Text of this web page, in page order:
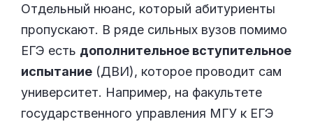
Отдельный нюанс, который абитуриенты
пропускают. В ряде сильных вузов помимо
ЕГЭ есть дополнительное вступительное
испытание (ДВИ), которое проводит сам
университет. Например, на факультете
государственного управления МГУ к ЕГЭ